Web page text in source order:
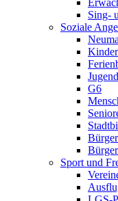
Sing-
Soziale
G6
Sport und